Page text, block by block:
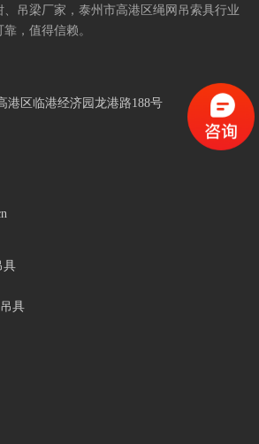
、 吊梁厂家 ， 泰州市高港区绳网吊索具行业
，值得信赖。
港区临港经济园龙港路188号
具
具